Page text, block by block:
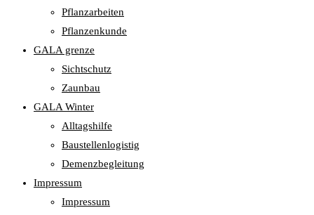
Pflanzarbeiten
Pflanzenkunde
GALA grenze
Sichtschutz
Zaunbau
GALA Winter
Alltagshilfe
Baustellenlogistig
Demenzbegleitung
Impressum
Impressum